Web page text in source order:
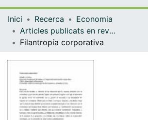
Navega per
Inici Recerca
Economia
Articles publicats en revistes (Economia)
Filantropía corporativa